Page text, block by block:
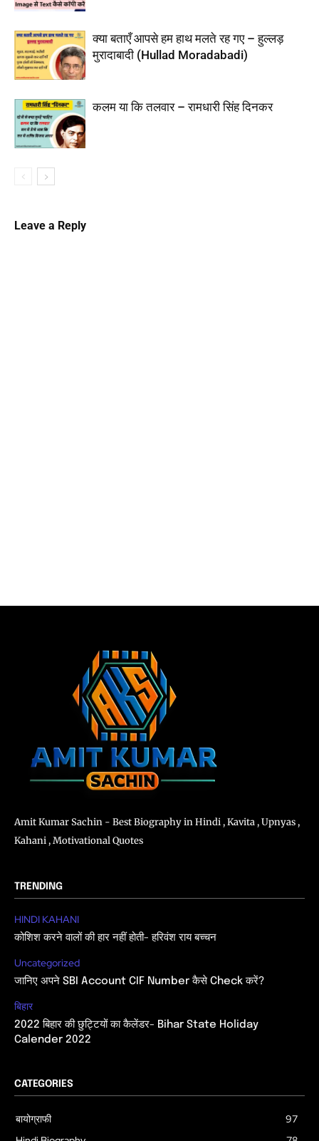
क्या बताएँ आपसे हम हाथ मलते रह गए – हुल्लड़
मुरादाबादी (Hullad Moradabadi)
कलम या कि तलवार – रामधारी सिंह दिनकर
Leave a Reply
Amit Kumar Sachin - Best Biography in Hindi , Kavita , Upnyas ,
Kahani , Motivational Quotes
TRENDING
HINDI KAHANI
कोशिश करने वालों की हार नहीं होती- हरिवंश राय बच्चन
Uncategorized
जानिए अपने SBI Account CIF Number कैसे Check करें?
बिहार
2022 बिहार की छुट्टियों का कैलेंडर- Bihar State Holiday
Calender 2022
CATEGORIES
बायोग्राफी
97